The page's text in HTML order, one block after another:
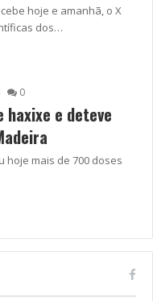
hoje e amanhã, o X
dos…
0
haxixe e deteve
hoje mais de 700 doses